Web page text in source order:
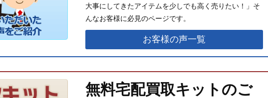
大事にしてきたアイテムを少しでも高く売りたい！」そ
んなお客様に必見のページです。
お客様の声一覧
無料宅配買取キットのご